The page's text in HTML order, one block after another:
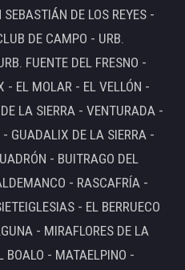
DE LOS REYES -
DE CAMPO - URB.
FUENTE DEL FRESNO -
- EL MOLAR - EL VELLÓN -
LA SIERRA - VENTURADA -
- GUADALIX DE LA SIERRA -
- BUITRAGO DEL
- RASCAFRÍA -
- EL BERRUECO
- MIRAFLORES DE LA
BOALO - MATAELPINO -